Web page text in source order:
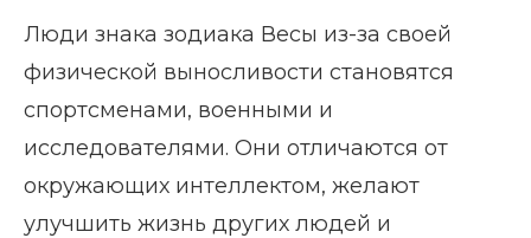
Люди знака зодиака Весы из-за своей
физической выносливости становятся
спортсменами, военными и
исследователями. Они отличаются от
окружающих интеллектом, желают
улучшить жизнь других людей и